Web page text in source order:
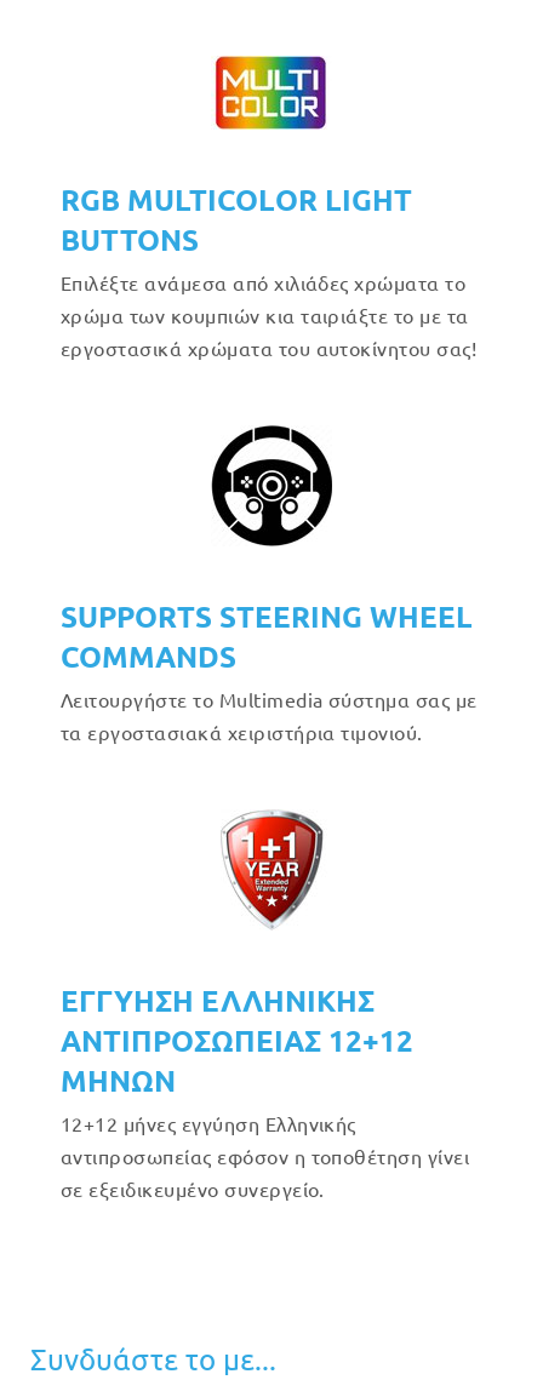
RGB MULTICOLOR LIGHT
BUTTONS
Επιλέξτε ανάμεσα από χιλιάδες χρώματα το
χρώμα των κουμπιών κια ταιριάξτε το με τα
εργοστασικά χρώματα του αυτοκίνητου σας!
SUPPORTS STEERING WHEEL
COMMANDS
Λειτουργήστε το Multimedia σύστημα σας με
τα εργοστασιακά χειριστήρια τιμονιού.
ΕΓΓΥΗΣΗ ΕΛΛΗΝΙΚΗΣ
ΑΝΤΙΠΡΟΣΩΠΕΙΑΣ 12+12
ΜΗΝΩΝ
12+12 μήνες εγγύηση Ελληνικής
αντιπροσωπείας εφόσον η τοποθέτηση γίνει
σε εξειδικευμένο συνεργείο.
Συνδυάστε το με...